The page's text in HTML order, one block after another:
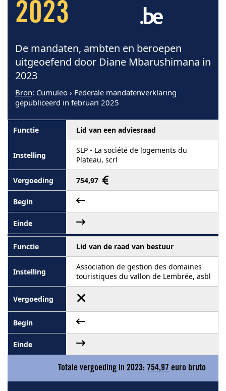
2023
De mandaten, ambten en beroepen
uitgeoefend door Diane Mbarushimana in
2023
Bron: Cumuleo › Federale mandatenverklaring
gepubliceerd in februari 2025
Lid van een adviesraad
SLP - La société de logements du
Plateau, scrl
754,97
Lid van de raad van bestuur
Association de gestion des domaines
touristiques du vallon de Lembrée, asbl
Totale vergoeding in 2023: 754,97 euro bruto